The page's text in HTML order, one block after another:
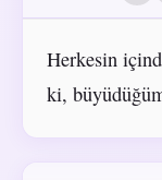
Herkesin
ki,